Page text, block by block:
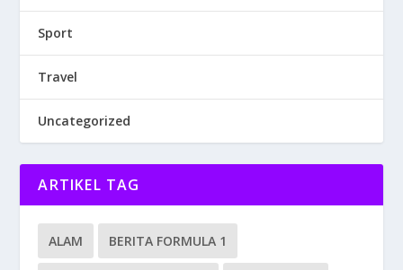
Sport
Travel
Uncategorized
ARTIKEL TAG
ALAM BERITA FORMULA 1